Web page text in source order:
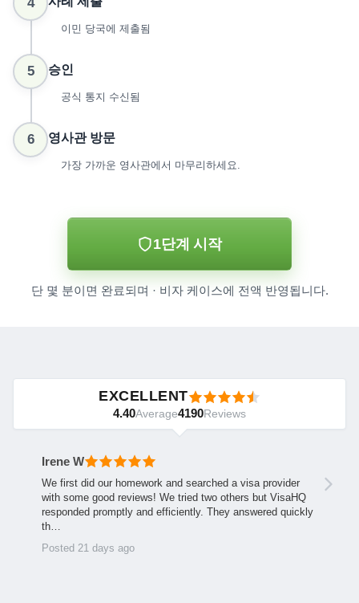
이민 당국에 제출됨
5 승인
공식 통지 수신됨
6 영사관 방문
가장 가까운 영사관에서 마무리하세요.
1단계 시작
단 몇 분이면 완료되며 · 비자 케이스에 전액 반영됩니다.
EXCELLENT
4.40Average4190Reviews
Irene W
We first did our homework and searched a visa provider
with some good reviews! We tried two others but VisaHQ
responded promptly and efficiently. They answered quickly
th…
Posted 21 days ago